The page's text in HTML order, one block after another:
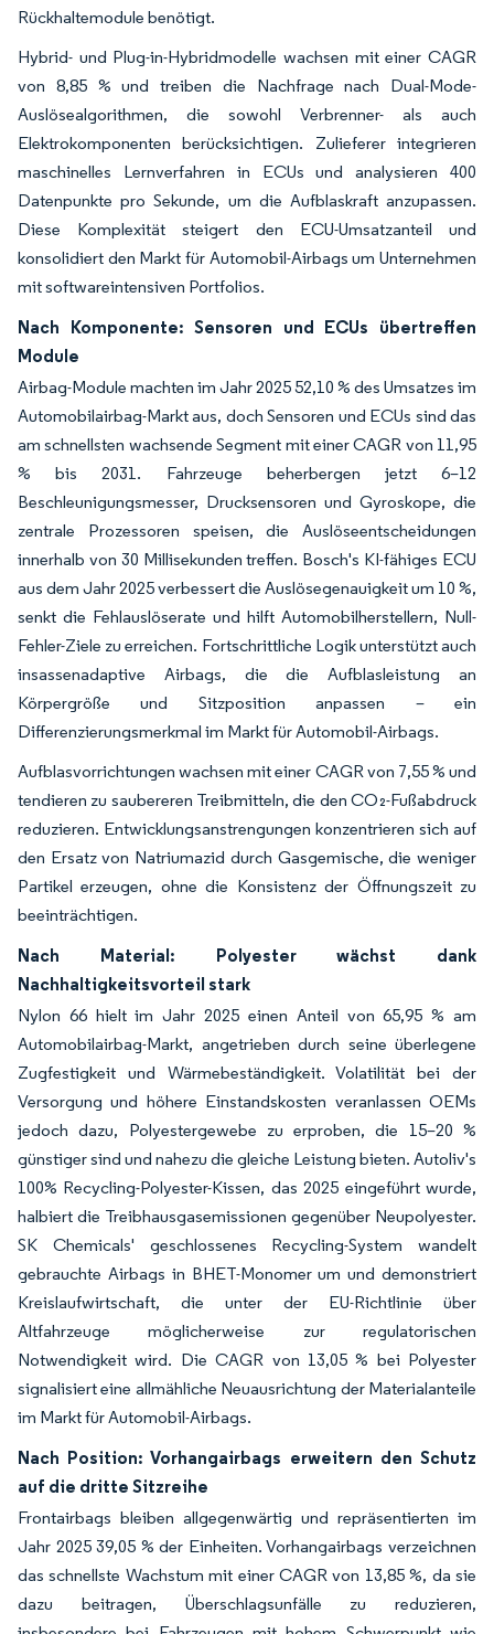
Rückhaltemodule benötigt.
Hybrid- und Plug-in-Hybridmodelle wachsen mit einer CAGR
von 8,85 % und treiben die Nachfrage nach Dual-Mode-
Auslösealgorithmen, die sowohl Verbrenner- als auch
Elektrokomponenten berücksichtigen. Zulieferer integrieren
maschinelles Lernverfahren in ECUs und analysieren 400
Datenpunkte pro Sekunde, um die Aufblaskraft anzupassen.
Diese Komplexität steigert den ECU-Umsatzanteil und
konsolidiert den Markt für Automobil-Airbags um Unternehmen
mit softwareintensiven Portfolios.
Nach Komponente: Sensoren und ECUs übertreffen
Module
Airbag-Module machten im Jahr 2025 52,10 % des Umsatzes im
Automobilairbag-Markt aus, doch Sensoren und ECUs sind das
am schnellsten wachsende Segment mit einer CAGR von 11,95
% bis 2031. Fahrzeuge beherbergen jetzt 6–12
Beschleunigungsmesser, Drucksensoren und Gyroskope, die
zentrale Prozessoren speisen, die Auslöseentscheidungen
innerhalb von 30 Millisekunden treffen. Bosch's KI-fähiges ECU
aus dem Jahr 2025 verbessert die Auslösegenauigkeit um 10 %,
senkt die Fehlauslöserate und hilft Automobilherstellern, Null-
Fehler-Ziele zu erreichen. Fortschrittliche Logik unterstützt auch
insassenadaptive Airbags, die die Aufblasleistung an
Körpergröße und Sitzposition anpassen – ein
Differenzierungsmerkmal im Markt für Automobil-Airbags.
Aufblasvorrichtungen wachsen mit einer CAGR von 7,55 % und
tendieren zu saubereren Treibmitteln, die den CO₂-Fußabdruck
reduzieren. Entwicklungsanstrengungen konzentrieren sich auf
den Ersatz von Natriumazid durch Gasgemische, die weniger
Partikel erzeugen, ohne die Konsistenz der Öffnungszeit zu
beeinträchtigen.
Nach Material: Polyester wächst dank
Nachhaltigkeitsvorteil stark
Nylon 66 hielt im Jahr 2025 einen Anteil von 65,95 % am
Automobilairbag-Markt, angetrieben durch seine überlegene
Zugfestigkeit und Wärmebeständigkeit. Volatilität bei der
Versorgung und höhere Einstandskosten veranlassen OEMs
jedoch dazu, Polyestergewebe zu erproben, die 15–20 %
günstiger sind und nahezu die gleiche Leistung bieten. Autoliv's
100% Recycling-Polyester-Kissen, das 2025 eingeführt wurde,
halbiert die Treibhausgasemissionen gegenüber Neupolyester.
SK Chemicals' geschlossenes Recycling-System wandelt
gebrauchte Airbags in BHET-Monomer um und demonstriert
Kreislaufwirtschaft, die unter der EU-Richtlinie über
Altfahrzeuge möglicherweise zur regulatorischen
Notwendigkeit wird. Die CAGR von 13,05 % bei Polyester
signalisiert eine allmähliche Neuausrichtung der Materialanteile
im Markt für Automobil-Airbags.
Nach Position: Vorhangairbags erweitern den Schutz
auf die dritte Sitzreihe
Frontairbags bleiben allgegenwärtig und repräsentierten im
Jahr 2025 39,05 % der Einheiten. Vorhangairbags verzeichnen
das schnellste Wachstum mit einer CAGR von 13,85 %, da sie
dazu beitragen, Überschlagsunfälle zu reduzieren,